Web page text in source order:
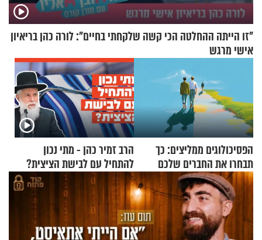
"זו הייתה ההחלטה הכי קשה שלקחתי בחיים": לורה כהן בריאיון
אישי מרגש
הפסיכולוגים ממליצים: כך
תבחרו את החברים שלכם
בחיים
הרב זמיר כהן - מתי נכון
להתחיל עם לבישת הציצית?